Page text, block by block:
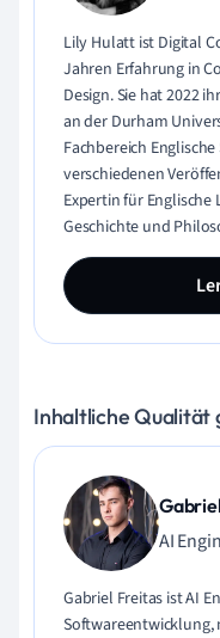
Lily Hulatt ist Digital
Jahren Erfahrung in
Design. Sie hat 2022
an der Durham
Fachbereich
verschiedenen
Expertin für Englische
Geschichte und
Inhaltliche Qualität
AI
Gabriel Freitas ist AI